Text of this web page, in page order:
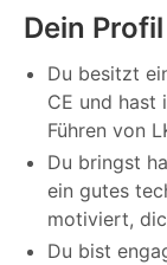
Dein Profil
Du besitzt
CE und hast
Führen von
Du bringst
ein gutes
motiviert,
Du bist